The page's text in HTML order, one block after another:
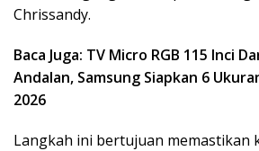
Chrissandy.
Baca Juga: TV Micro RGB 115 Inci
Andalan, Samsung Siapkan 6
2026
Langkah ini bertujuan memastikan